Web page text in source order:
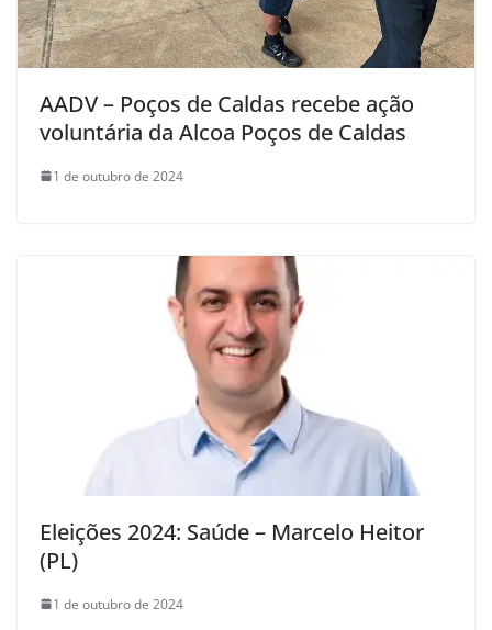
AADV – Poços de Caldas recebe ação
voluntária da Alcoa Poços de Caldas
1 de outubro de 2024
Eleições 2024: Saúde – Marcelo Heitor
(PL)
1 de outubro de 2024